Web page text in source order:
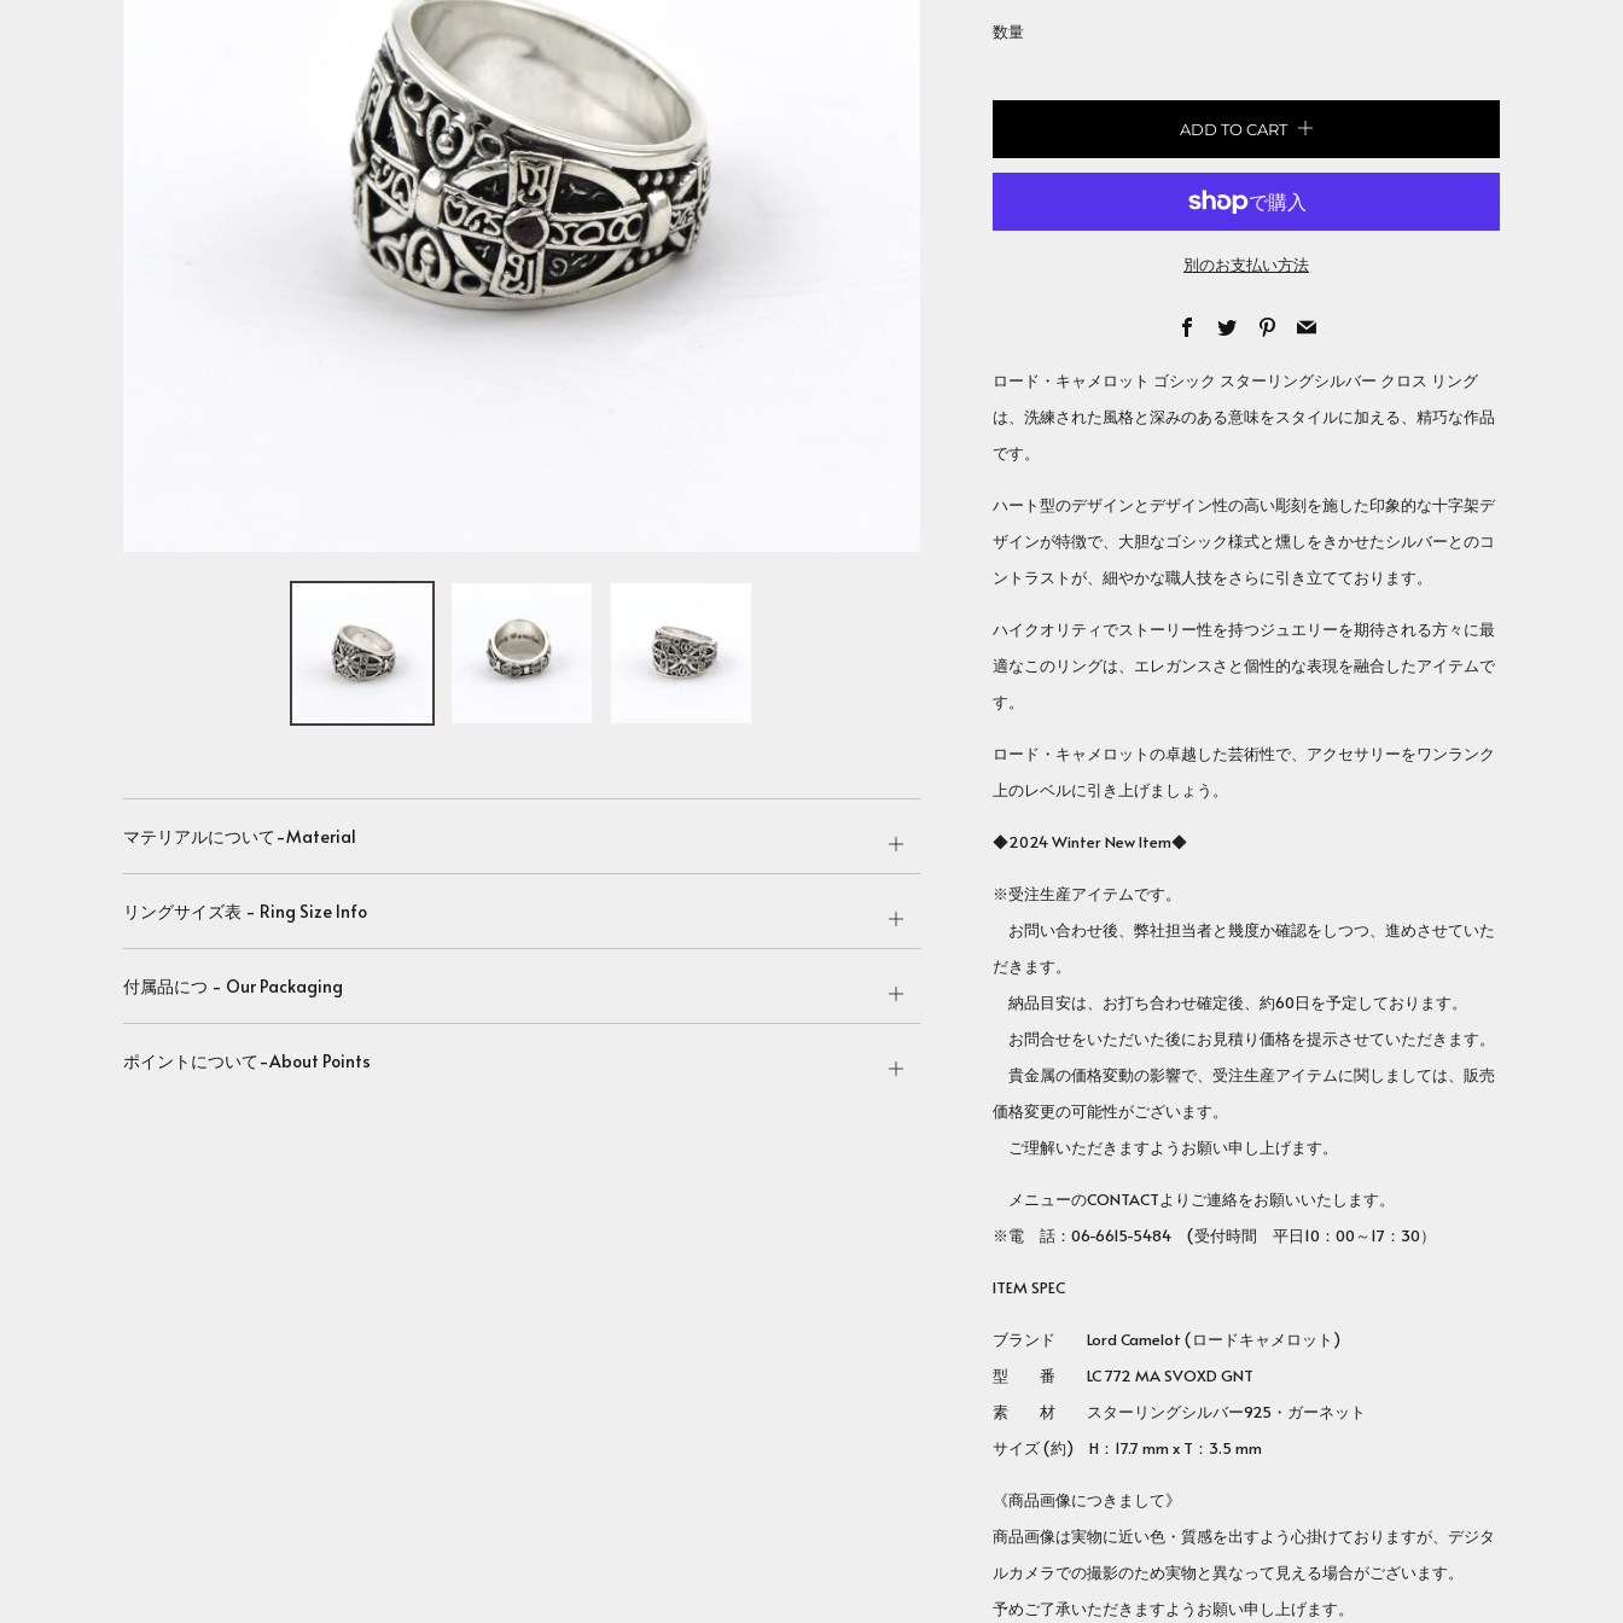
数量
ADD TO CART
別のお支払い方法
Facebook
TwitterPinterest
Email
ロード・キャメロット ゴシック スターリングシルバー クロス リング
は、洗練された風格と深みのある意味をスタイルに加える、精巧な作品
です。
ハート型のデザインとデザイン性の高い彫刻を施した印象的な十字架デ
ザインが特徴で、大胆なゴシック様式と燻しをきかせたシルバーとのコ
ントラストが、細やかな職人技をさらに引き立てております。
ハイクオリティでストーリー性を持つジュエリーを期待される方々に最
適なこのリングは、エレガンスさと個性的な表現を融合したアイテムで
す。
ロード・キャメロットの卓越した芸術性で、アクセサリーをワンランク
上のレベルに引き上げましょう。
◆2024 Winter New Item◆
※受注生産アイテムです。
お問い合わせ後、弊社担当者と幾度か確認をしつつ、進めさせていた
だきます。
納品目安は、お打ち合わせ確定後、約60日を予定しております。
お問合せをいただいた後にお見積り価格を提示させていただきます。
貴金属の価格変動の影響で、受注生産アイテムに関しましては、販売
価格変更の可能性がございます。
ご理解いただきますようお願い申し上げます。
メニューのCONTACTよりご連絡をお願いいたします。
※電 話：06-6615-5484 (受付時間 平日10：00～17：30）
ITEM SPEC
ブランド Lord Camelot (ロードキャメロット)
型 番 LC 772 MA SVOXD GNT
素 材 スターリングシルバー925・ガーネット
サイズ (約) H：17.7 mm x T：3.5 mm
《商品画像につきまして》
商品画像は実物に近い色・質感を出すよう心掛けておりますが、デジタ
ルカメラでの撮影のため実物と異なって見える場合がございます。
予めご了承いただきますようお願い申し上げます。
マテリアルについて-Material
Open
tab
リングサイズ表 - Ring Size Info
Open
tab
付属品につ - Our Packaging
Open
tab
ポイントについて-About Points
Open